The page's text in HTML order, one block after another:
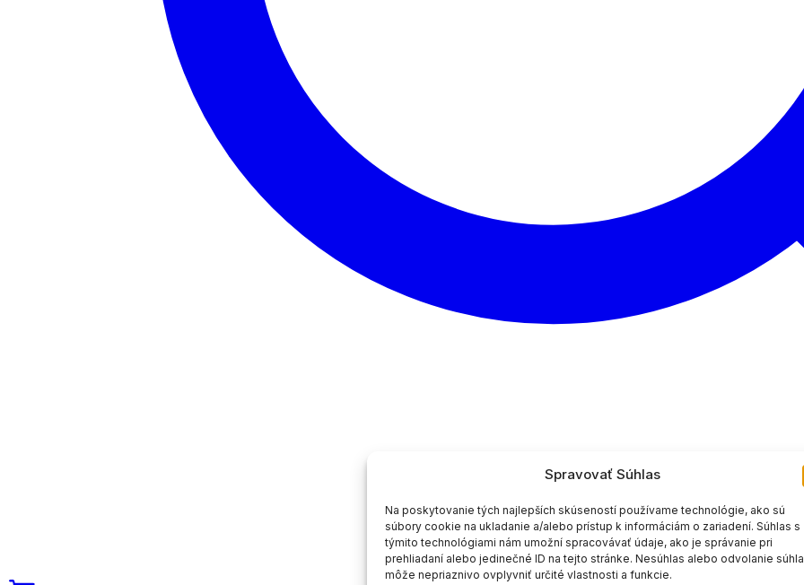
Spravovať Súhlas
Na poskytovanie tých najlepších skúseností používame technológie, ako sú
súbory cookie na ukladanie a/alebo prístup k informáciám o zariadení. Súhlas s
týmito technológiami nám umožní spracovávať údaje, ako je správanie pri
prehliadaní alebo jedinečné ID na tejto stránke. Nesúhlas alebo odvolanie
môže nepriaznivo ovplyvniť určité vlastnosti a funkcie.